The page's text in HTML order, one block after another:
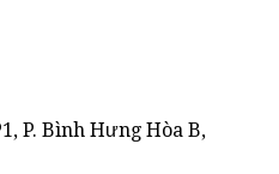
P. Bình Hưng Hòa B,